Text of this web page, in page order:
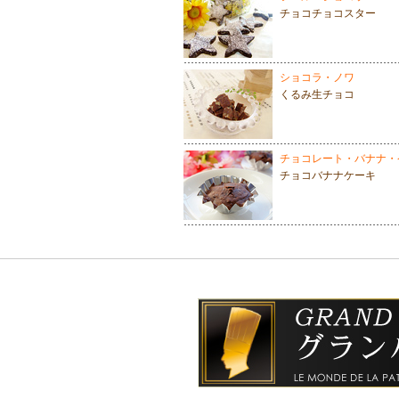
チョコチョコスター
ショコラ・ノワ
くるみ生チョコ
チョコレート・バナナ
チョコバナナケーキ